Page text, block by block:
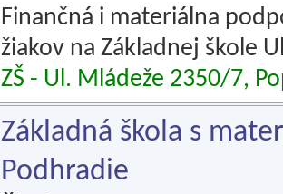
Finančná i materiálna
žiakov na Základnej škole
ZŠ - Ul. Mládeže 2350/7,
Základná škola s
Podhradie